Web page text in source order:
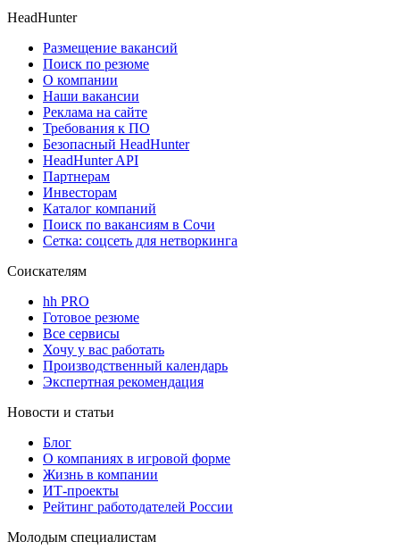
HeadHunter
Размещение вакансий
Поиск по резюме
О компании
Наши вакансии
Реклама на сайте
Требования к ПО
Безопасный HeadHunter
HeadHunter API
Партнерам
Инвесторам
Каталог компаний
Поиск по вакансиям в Сочи
Сетка: соцсеть для нетворкинга
Соискателям
hh PRO
Готовое резюме
Все сервисы
Хочу у вас работать
Производственный календарь
Экспертная рекомендация
Новости и статьи
Блог
О компаниях в игровой форме
Жизнь в компании
ИТ-проекты
Рейтинг работодателей России
Молодым специалистам